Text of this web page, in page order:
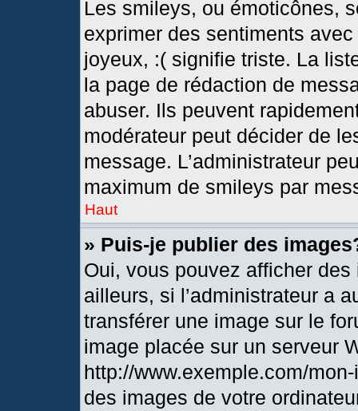
Les smileys, ou émoticônes,
exprimer des sentiments
joyeux, :( signifie triste. La
la page de rédaction de
abuser. Ils peuvent
modérateur peut décider de
message. L’administrateur
maximum de smileys par
Haut
» Puis-je publier des
Oui, vous pouvez afficher
ailleurs, si l’administrateur a
transférer une image sur le
image placée sur un serveur
http://www.exemple.com/
des images de votre